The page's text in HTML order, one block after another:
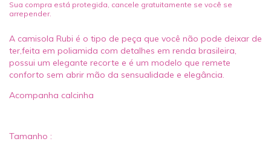
Sua compra está protegida, cancele gratuitamente se você se
arrepender.
A camisola Rubi é o tipo de peça que você não pode deixar de
ter,feita em poliamida com detalhes em renda brasileira,
possui um elegante recorte e é um modelo que remete
conforto sem abrir mão da sensualidade e elegância.
Acompanha calcinha
Tamanho :